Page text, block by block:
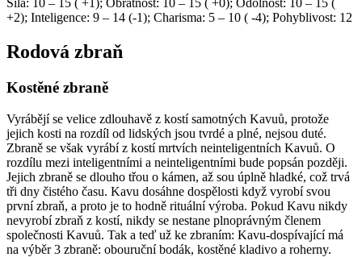
Síla: 10 – 15 ( +1); Obratnost: 10 – 15 ( +0); Odolnost: 10 – 15 (
+2); Inteligence: 9 – 14 (-1); Charisma: 5 – 10 ( -4); Pohyblivost: 12
Rodová zbraň
Kostěné zbraně
Vyrábějí se velice zdlouhavě z kostí samotných Kavuů, protože
jejich kosti na rozdíl od lidských jsou tvrdé a plné, nejsou duté.
Zbraně se však vyrábí z kostí mrtvích neinteligentních Kavuů. O
rozdílu mezi inteligentními a neinteligentními bude popsán později.
Jejich zbraně se dlouho třou o kámen, až sou úplně hladké, což trvá
tři dny čistého času. Kavu dosáhne dospělosti když vyrobí svou
první zbraň, a proto je to hodně rituální výroba. Pokud Kavu nikdy
nevyrobí zbraň z kostí, nikdy se nestane plnoprávným členem
společnosti Kavuů. Tak a teď už ke zbraním: Kavu-dospívající má
na výběr 3 zbraně: obouruční bodák, kostěné kladivo a roherny.